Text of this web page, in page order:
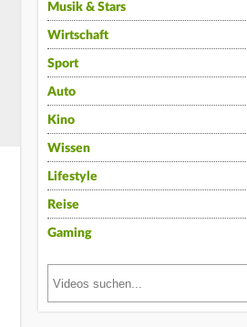
Musik & Stars
Wirtschaft
Sport
Auto
Kino
Wissen
Lifestyle
Reise
Gaming